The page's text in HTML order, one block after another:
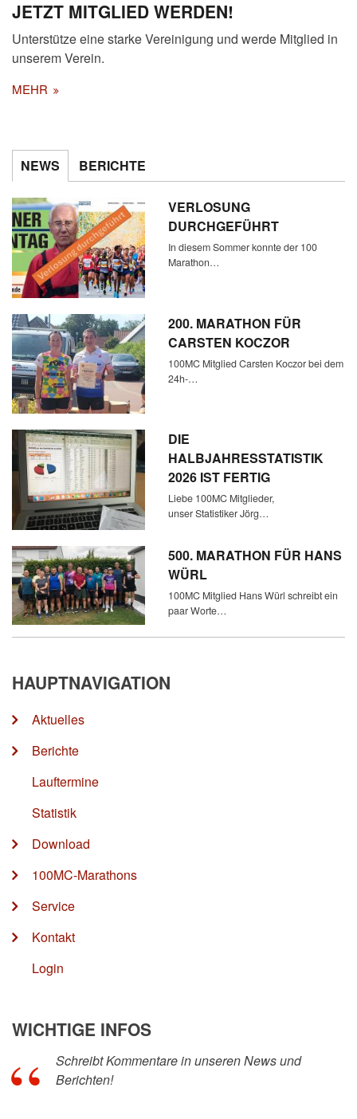
JETZT MITGLIED WERDEN!
Unterstütze eine starke Vereinigung und werde Mitglied in
unserem Verein.
MEHR
NEWS BERICHTE
VERLOSUNG
DURCHGEFÜHRT
In diesem Sommer konnte der 100
Marathon…
200. MARATHON FÜR
CARSTEN KOCZOR
100MC Mitglied Carsten Koczor bei dem
24h-…
DIE
HALBJAHRESSTATISTIK
2026 IST FERTIG
Liebe 100MC Mitglieder,
unser Statistiker Jörg…
500. MARATHON FÜR HANS
WÜRL
100MC Mitglied Hans Würl schreibt ein
paar Worte…
HAUPTNAVIGATION
Aktuelles
Berichte
Lauftermine
Statistik
Download
100MC-Marathons
Service
Kontakt
Login
WICHTIGE INFOS
Schreibt Kommentare in unseren News und
Berichten!